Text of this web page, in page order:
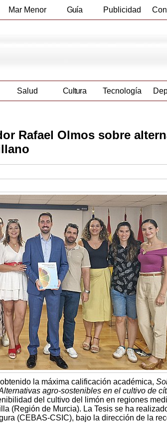
Mar Menor Guía Publicidad
Salud Cultura Tecnología
Rafael Olmos sobre
la máxima calificación académica,
agro-sostenibles en el cultivo de
del cultivo del limón en regiones
(Región de Murcia). La Tesis se ha
(CEBAS-CSIC), bajo la dirección de la